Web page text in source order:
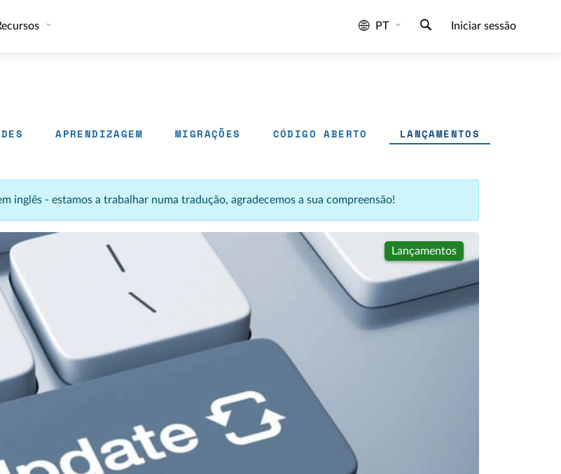
PT Iniciar sessão
APRENDIZAGEM MIGRAÇÕES CÓDIGO ABERTO LANÇAMENTOS
inglês - estamos a trabalhar numa tradução, agradecemos a sua compreensão!
Lançamentos